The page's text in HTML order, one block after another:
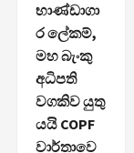
භාණ්ඩාගා
ර ලේකම්,
මහ බැංකු
අධිපති
වගකිව යුතු
යයි COPF
වාර්තාවෙ